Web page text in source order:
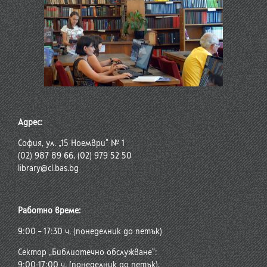
Адрес:
София, ул. „15 Ноември“ № 1
(02) 987 89 66, (02) 979 52 50
library@cl.bas.bg
Работно време:
9:00 – 17:30 ч. (понеделник до петък)
Сектор „Библиотечно обслужване“:
9:00-17:00 ч. (понеделник до петък),